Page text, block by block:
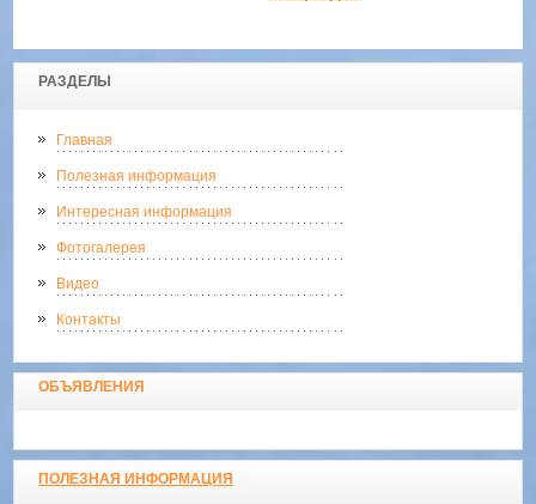
РАЗДЕЛЫ
Главная
Полезная информация
Интересная информация
Фотогалерея
Видео
Контакты
ОБЪЯВЛЕНИЯ
ПОЛЕЗНАЯ ИНФОРМАЦИЯ